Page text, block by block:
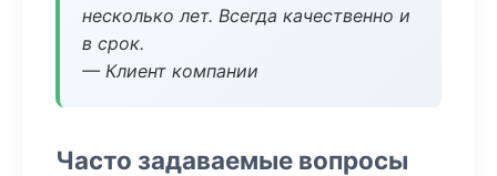
несколько лет. Всегда качественно и
в срок.
— Клиент компании
Часто задаваемые вопросы